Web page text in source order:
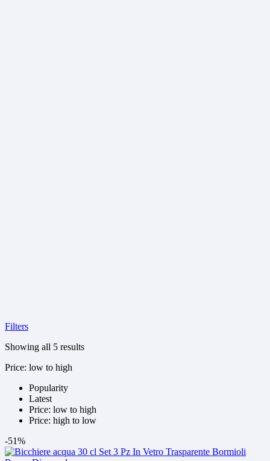
Filters
Showing all 5 resultsSorted
Price: low to high
Popularity
Latest
Price: low to high
Price: high to low
-51%